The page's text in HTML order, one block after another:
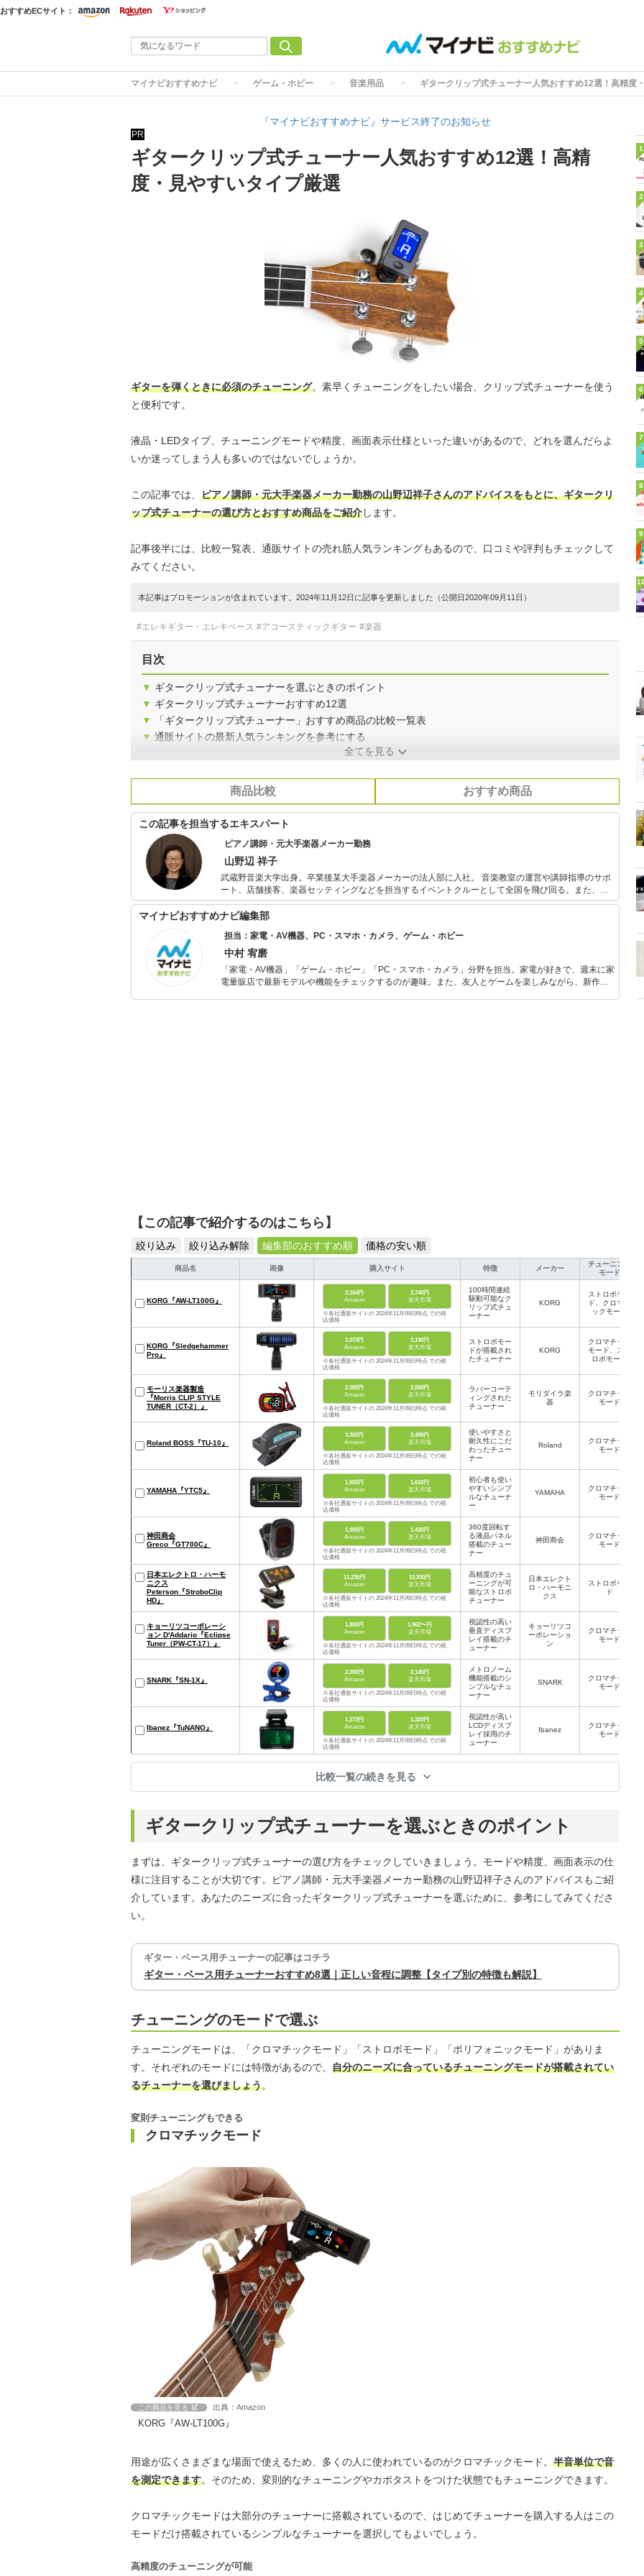
おすすめECサイト：
マイナビおすすめナビ ゲーム・ホビー 音楽用品 ギタークリップ式チューナー人気おすすめ12選！高精度
『マイナビおすすめナビ』サービス終了のお知らせ
PR
ギタークリップ式チューナー人気おすすめ12選！高精
度・見やすいタイプ厳選
ギターを弾くときに必須のチューニング。素早くチューニングをしたい場合、クリップ式チューナーを使う
と便利です。
液晶・LEDタイプ、チューニングモードや精度、画面表示仕様といった違いがあるので、どれを選んだらよ
いか迷ってしまう人も多いのではないでしょうか。
この記事では、 ピアノ講師・元大手楽器メーカー勤務の山野辺祥子さんのアドバイスをもとに、ギタークリ
ップ式チューナーの選び方とおすすめ商品をご紹介します。
記事後半には、比較一覧表、通販サイトの売れ筋人気ランキングもあるので、口コミや評判もチェックして
みてください。
本記事はプロモーションが含まれています。2024年11月12日に記事を更新しました（公開日2020年09月11日）
#エレキギター・エレキベース #アコースティックギター #楽器
目次
▼ ギタークリップ式チューナーを選ぶときのポイント
▼ ギタークリップ式チューナーおすすめ12選
▼
「ギタークリップ式チューナー」おすすめ商品の比較一覧表
▼ 通販サイトの最新人気ランキングを参考にする
全てを見る
商品比較 おすすめ商品
この記事を担当するエキスパート
ピアノ講師・元大手楽器メーカー勤務
山野辺 祥子
武蔵野音楽大学出身。卒業後某大手楽器メーカーの法人部に入社。 音楽教室の運営や講師指導のサポ
ート、店舗接客、楽器セッティングなどを担当するイベントクルーとして全国を飛び回る。また、出
版部に在勤中は楽譜校正、楽譜情報誌編集の経験も。 現在はピアノ講師のかたわらフリーランスライ
ター、校正者として活動中。プライベートでは3児の母。
マイナビおすすめナビ編集部
担当：家電・AV機器、PC・スマホ・カメラ、ゲーム・ホビー
中村 宥磨
「家電・AV機器」「ゲーム・ホビー」「PC・スマホ・カメラ」分野を担当。家電が好きで、週末に家
電量販店で最新モデルや機能をチェックするのが趣味。また、友人とゲームを楽しみながら、新作タ
【この記事で紹介するのはこちら】
絞り込み 絞り込み解除 編集部のおすすめ順 価格の安い順
商品名 画像 購入サイト 特徴 メーカー
チューニング
モード
KORG『AW-LT100G』
3,164円
Amazon
3,740円
楽天市場
※各社通販サイトの 2024年11月09日時点 での税
込価格
100時間連続
駆動可能なク
リップ式チュ
ーナー
KORG
ストロボモー
ド、クロマチ
ックモード
KORG『Sledgehammer
Pro』
3,073円
Amazon
3,190円
楽天市場
※各社通販サイトの 2024年11月09日時点 での税
込価格
ストロボモー
ドが搭載され
たチューナー
KORG
クロマチック
モード、スト
ロボモード
モーリス楽器製造
『Morris CLIP STYLE
TUNER（CT-2）』
2,000円
Amazon
2,000円
楽天市場
※各社通販サイトの 2024年11月09日時点 での税
込価格
ラバーコーテ
ィングされた
チューナー
モリダイラ楽
器
クロマチック
モード
Roland BOSS『TU-10』
3,300円
Amazon
3,400円
楽天市場
※各社通販サイトの 2024年11月09日時点 での税
込価格
使いやすさと
耐久性にこだ
わったチュー
ナー
Roland
クロマチック
モード
YAMAHA『YTC5』
1,650円
Amazon
1,610円
楽天市場
※各社通販サイトの 2024年11月09日時点 での税
込価格
初心者も使い
やすいシンプ
ルなチューナ
ー
YAMAHA
クロマチック
モード
神田商会
Greco『GT700C』
1,000円
Amazon
1,430円
楽天市場
※各社通販サイトの 2024年11月09日時点 での税
込価格
360度回転す
る液晶パネル
搭載のチュー
ナー
神田商会
クロマチック
モード
日本エレクトロ・ハーモ
ニクス
Peterson『StroboClip
HD』
11,235円
Amazon
13,200円
楽天市場
※各社通販サイトの 2024年11月09日時点 での税
込価格
高精度のチュ
ーニングが可
能なストロボ
チューナー
日本エレクト
ロ・ハーモニ
クス
ストロボモー
ド
キョーリツコーポレーシ
ョン D'Addario『Eclipse
Tuner（PW-CT-17）』
1,800円
Amazon
1,962〜円
楽天市場
※各社通販サイトの 2024年11月09日時点 での税
込価格
視認性の高い
垂直ディスプ
レイ搭載のチ
ューナー
キョーリツコ
ーポレーショ
ン
クロマチック
モード
SNARK『SN-1X』
2,000円
Amazon
2,145円
楽天市場
※各社通販サイトの 2024年11月09日時点 での税
込価格
メトロノーム
機能搭載のシ
ンプルなチュ
ーナー
SNARK
クロマチック
モード
Ibanez『TuNANO』
1,273円
Amazon
1,320円
楽天市場
※各社通販サイトの 2024年11月09日時点 での税
込価格
視認性が高い
LCDディスプ
レイ採用のチ
ューナー
Ibanez
クロマチック
モード
比較一覧の続きを見る
ギタークリップ式チューナーを選ぶときのポイント
まずは、ギタークリップ式チューナーの選び方をチェックしていきましょう。モードや精度、画面表示の仕
様に注目することが大切です。ピアノ講師・元大手楽器メーカー勤務の山野辺祥子さんのアドバイスもご紹
介しています。あなたのニーズに合ったギタークリップ式チューナーを選ぶために、参考にしてみてくださ
い。
ギター・ベース用チューナーの記事はコチラ
ギター・ベース用チューナーおすすめ8選｜正しい音程に調整【タイプ別の特徴も解説】
チューニングのモードで選ぶ
チューニングモードは、「クロマチックモード」「ストロボモード」「ポリフォニックモード」がありま
す。それぞれのモードには特徴があるので、 自分のニーズに合っているチューニングモードが搭載されてい
るチューナーを選びましょう。
クロマチックモード
変則チューニングもできる
この商品を見る 出典：Amazon
KORG『AW-LT100G』
用途が広くさまざまな場面で使えるため、多くの人に使われているのがクロマチックモード。 半音単位で音
を測定できます。そのため、変則的なチューニングやカポタストをつけた状態でもチューニングできます。
クロマチックモードは大部分のチューナーに搭載されているので、はじめてチューナーを購入する人はこの
モードだけ搭載されているシンプルなチューナーを選択してもよいでしょう。
高精度のチューニングが可能
1
2
3
4
5
6
7
8
9